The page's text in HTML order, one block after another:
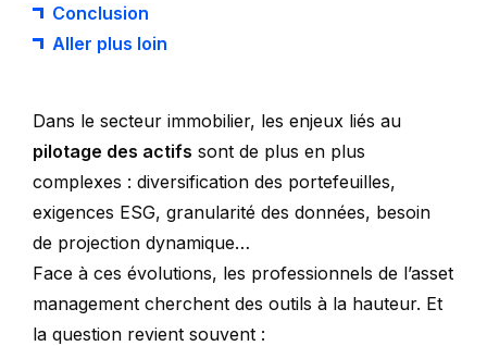
Conclusion
Aller plus loin
Dans le secteur immobilier, les enjeux liés au
pilotage des actifs sont de plus en plus
complexes : diversification des portefeuilles,
exigences ESG, granularité des données, besoin
de projection dynamique…
Face à ces évolutions, les professionnels de l’asset
management cherchent des outils à la hauteur. Et
la question revient souvent :